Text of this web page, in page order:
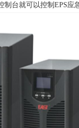
台就可以控制EPS应